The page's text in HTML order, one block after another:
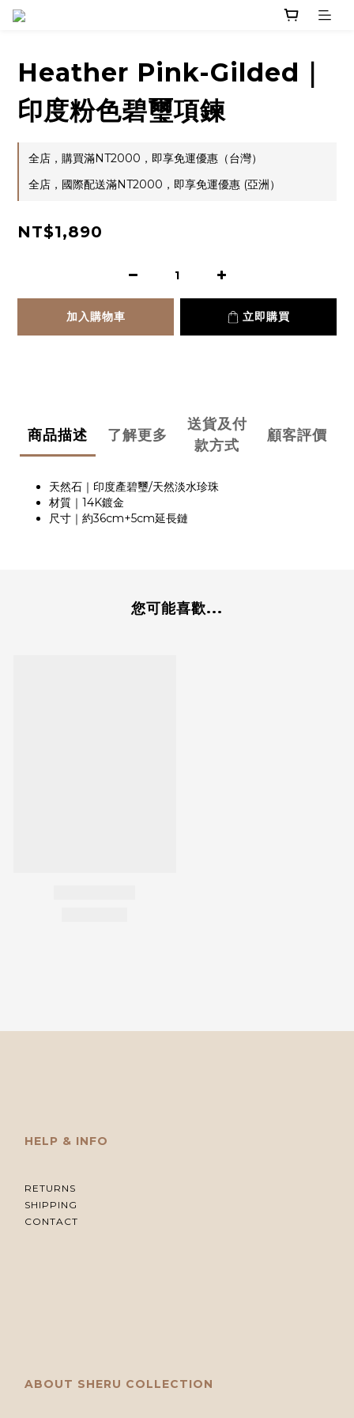
Heather Pink-Gilded｜
印度粉色碧璽項鍊
全店，購買滿NT2000，即享免運優惠（台灣）
全店，國際配送滿NT2000，即享免運優惠 (亞洲）
NT$1,890
加入購物車 立即購買
商品描述 了解更多
送貨及付
款方式
顧客評價
天然石｜印度產碧璽/天然淡水珍珠
材質｜14K鍍金
尺寸｜約36cm+5cm延長鏈
您可能喜歡...
HELP & INFO
RETURNS
SHIPPING
CONTACT
ABOUT SHERU COLLECTION